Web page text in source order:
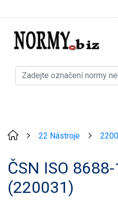
22 Nástroje
ČSN ISO 8688-
(220031)